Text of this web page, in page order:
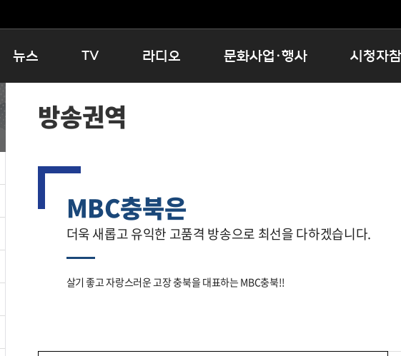
뉴스
충청북도 교육청
보은
옥천
TV
프라임인터뷰
충북 시사토론 창
시청자 FLEX
특집프로그램
라디오
라디오특집 다시듣기
문화사업·행사
청원생명쌀 대청호마라톤
시청자
방송권역
MBC충북은
더욱 새롭고 유익한 고품격 방송으로 최선을 다하겠습니다.
살기 좋고 자랑스러운 고장 충북을 대표하는 MBC충북!!